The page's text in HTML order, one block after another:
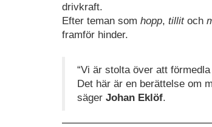
drivkraft.
Efter teman som hopp, tillitoch
framför hinder.
“Vi är stolta över att
Det här är en berättelse om
säger Johan Eklöf.